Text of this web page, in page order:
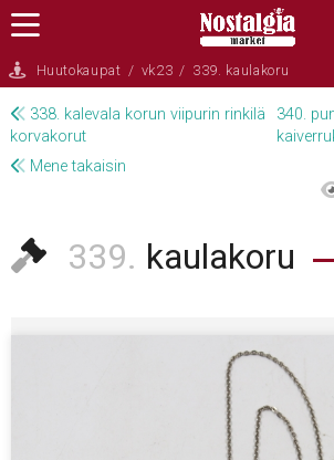
Huutokaupat / vk23 / 339. kaulakoru
338. kalevala korun viipurin rinkilä
korvakorut
340.
Mene takaisin
339. kaulakoru